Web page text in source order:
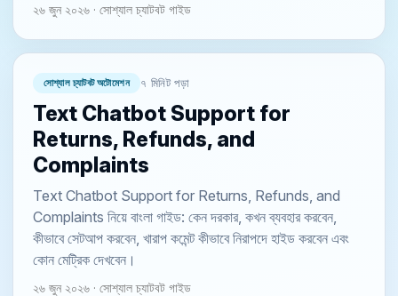
২৬ জুন ২০২৬ · সোশ্যাল চ্যাটবট গাইড
সোশ্যাল চ্যাটবট অটোমেশন ৭ মিনিট পড়া
Text Chatbot Support for
Returns, Refunds, and
Complaints
Text Chatbot Support for Returns, Refunds, and
Complaints নিয়ে বাংলা গাইড: কেন দরকার, কখন ব্যবহার করবেন,
কীভাবে সেটআপ করবেন, খারাপ কমেন্ট কীভাবে নিরাপদে হাইড করবেন এবং
কোন মেট্রিক দেখবেন।
২৬ জুন ২০২৬ · সোশ্যাল চ্যাটবট গাইড